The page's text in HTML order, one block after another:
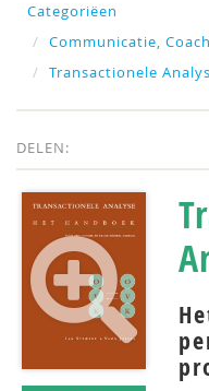
Categoriëen
Communicatie,
Transactionele
DELEN: